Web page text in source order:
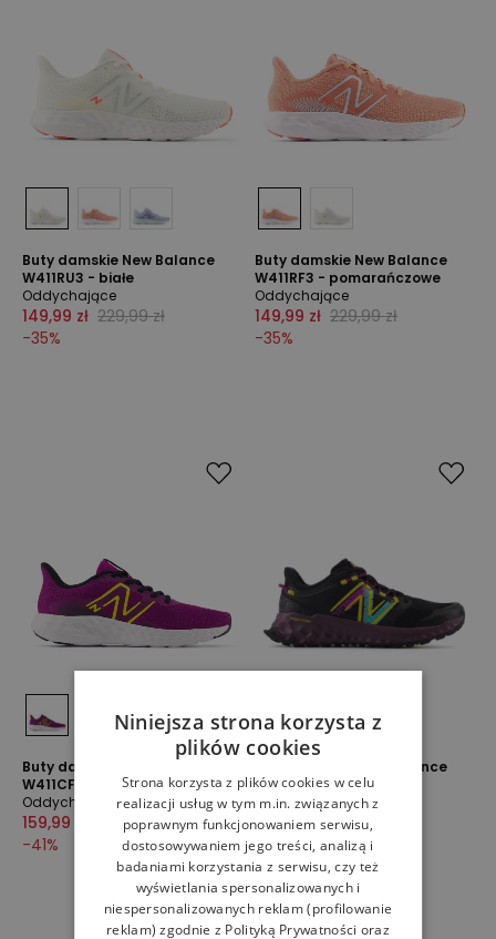
Buty damskie New Balance
W411RU3 - białe
Oddychające
149,99 zł 229,99 zł
-35%
Buty damskie New Balance
W411RF3 - pomarańczowe
Oddychające
149,99 zł 229,99 zł
-35%
Buty damskie New Balance
W411CF3 - różowe
Oddychające
159,99 zł
269,99 zł
-41%
Buty damskie New Balance
WTGAROF1 - czarne
Oddychające
329,99 zł 549,99 zł
-40%
Niniejsza strona korzysta z
plików cookies
Strona korzysta z plików cookies w celu
realizacji usług w tym m.in. związanych z
poprawnym funkcjonowaniem serwisu,
dostosowywaniem jego treści, analizą i
badaniami korzystania z serwisu, czy też
wyświetlania spersonalizowanych i
niespersonalizowanych reklam (profilowanie
reklam) zgodnie z Polityką Prywatności oraz